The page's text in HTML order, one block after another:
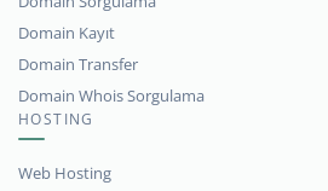
Domain Kayıt
Domain Transfer
Domain Whois Sorgulama
HOSTING
Web Hosting